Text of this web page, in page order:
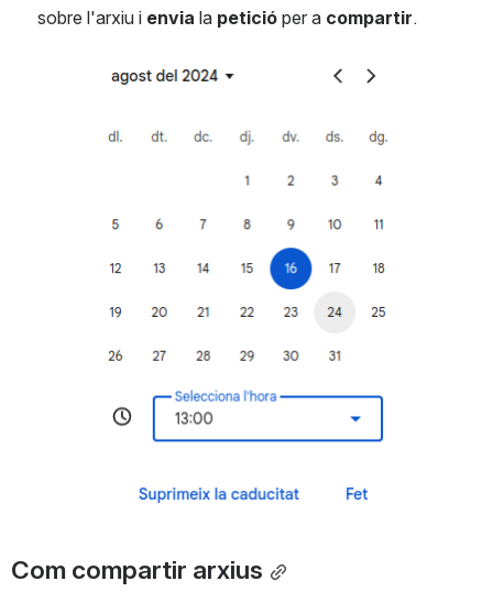
sobre l'arxiu i envia la petició per a compartir.
Open
Com compartir arxius